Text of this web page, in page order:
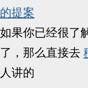
的提案
如果你已经很了
了，那么直接去
人讲的